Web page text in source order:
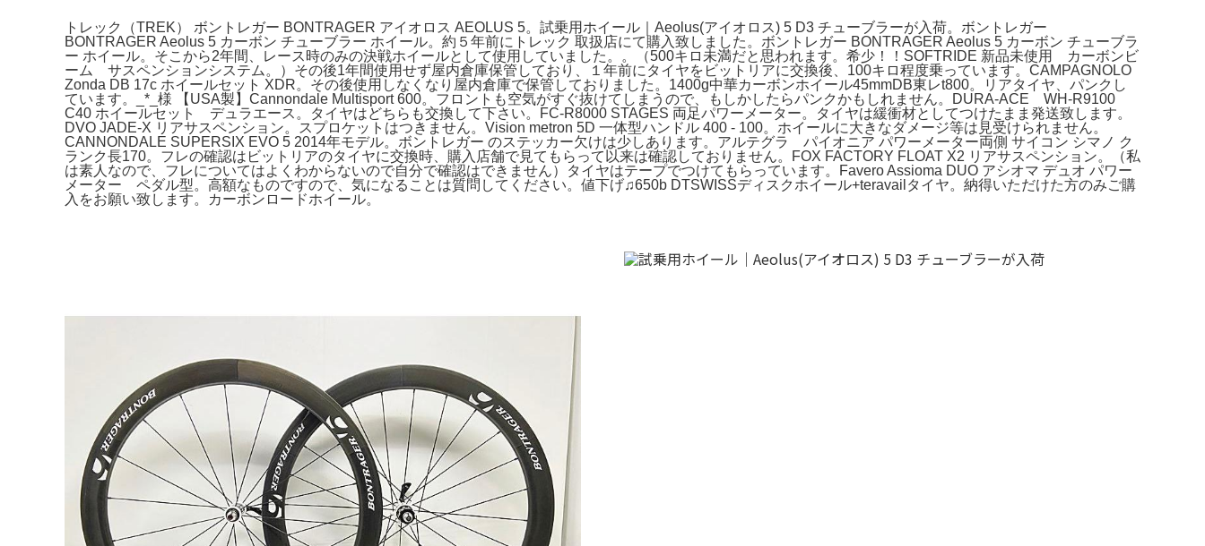
トレック（TREK） ボントレガー BONTRAGER アイオロス AEOLUS 5。試乗用ホイール｜Aeolus(アイオロス) 5 D3 チューブラーが入荷。ボントレガー
BONTRAGER Aeolus 5 カーボン チューブラー ホイール。約５年前にトレック 取扱店にて購入致しました。ボントレガー BONTRAGER Aeolus 5 カーボン チューブラ
ー ホイール。そこから2年間、レース時のみの決戦ホイールとして使用していました。。（500キロ未満だと思われます。希少！！SOFTRIDE 新品未使用 カーボンビ
ーム サスペンションシステム。）その後1年間使用せず屋内倉庫保管しており、１年前にタイヤをビットリアに交換後、100キロ程度乗っています。CAMPAGNOLO
Zonda DB 17c ホイールセット XDR。その後使用しなくなり屋内倉庫で保管しておりました。1400g中華カーボンホイール45mmDB東レt800。リアタイヤ、パンクし
ています。_*_様 【USA製】Cannondale Multisport 600。フロントも空気がすぐ抜けてしまうので、もしかしたらパンクかもしれません。DURA-ACE WH-R9100
C40 ホイールセット デュラエース。タイヤはどちらも交換して下さい。FC-R8000 STAGES 両足パワーメーター。タイヤは緩衝材としてつけたまま発送致します。
DVO JADE-X リアサスペンション。スプロケットはつきません。Vision metron 5D 一体型ハンドル 400 - 100。ホイールに大きなダメージ等は見受けられません。
CANNONDALE SUPERSIX EVO 5 2014年モデル。ボントレガー のステッカー欠けは少しあります。アルテグラ パイオニア パワーメーター両側 サイコン シマノ ク
ランク長170。フレの確認はビットリアのタイヤに交換時、購入店舗で見てもらって以来は確認しておりません。FOX FACTORY FLOAT X2 リアサスペンション。（私
は素人なので、フレについてはよくわからないので自分で確認はできません）タイヤはテープでつけてもらっています。Favero Assioma DUO アシオマ デュオ パワー
メーター ペダル型。高額なものですので、気になることは質問してください。値下げ♫650b DTSWISSディスクホイール+teravailタイヤ。納得いただけた方のみご購
入をお願い致します。カーボンロードホイール。